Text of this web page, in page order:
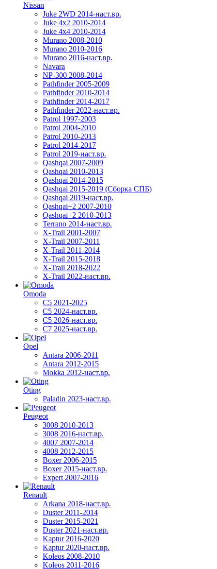
Nissan
Juke 2WD 2014-наст.вр.
Juke 4x2 2010-2014
Juke 4x4 2010-2014
Murano 2008-2010
Murano 2010-2016
Murano 2016-наст.вр.
Navara
NP-300 2008-2014
Pathfinder 2005-2009
Pathfinder 2010-2014
Pathfinder 2014-2017
Pathfinder 2022-наст.вр.
Patrol 1997-2003
Patrol 2004-2010
Patrol 2010-2013
Patrol 2014-2017
Patrol 2019-наст.вр.
Qashqai 2007-2009
Qashqai 2010-2013
Qashqai 2014-2015
Qashqai 2015-2019 (Сборка СПБ)
Qashqai 2019-наст.вр.
Qashqai+2 2007-2010
Qashqai+2 2010-2013
Terrano 2014-наст.вр.
X-Trail 2001-2007
X-Trail 2007-2011
X-Trail 2011-2014
X-Trail 2015-2018
X-Trail 2018-2022
X-Trail 2022-наст.вр.
Omoda
C5 2021-2025
C5 2024-наст.вр.
C5 2026-наст.вр.
C7 2025-наст.вр.
Opel
Antara 2006-2011
Antara 2012-2015
Mokka 2012-наст.вр.
Oting
Paladin 2023-наст.вр.
Peugeot
3008 2010-2013
3008 2016-наст.вр.
4007 2007-2014
4008 2012-2015
Boxer 2006-2015
Boxer 2015-наст.вр.
Expert 2007-2016
Renault
Arkana 2018-наст.вр.
Duster 2011-2014
Duster 2015-2021
Duster 2021-наст.вр.
Kaptur 2016-2020
Kaptur 2020-наст.вр.
Koleos 2008-2010
Koleos 2011-2016